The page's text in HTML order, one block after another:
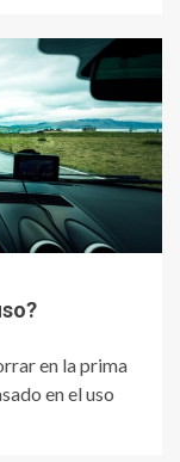
en la prima
en el uso